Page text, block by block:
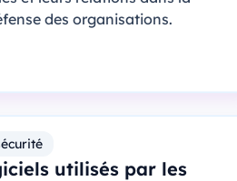
des organisations.
utilisés par les